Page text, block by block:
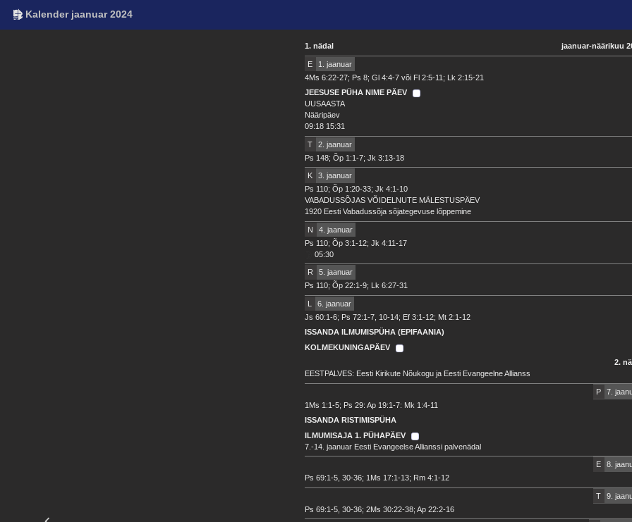
Kalender jaanuar 2024
1. nädal jaanuar-näärikuu
E
1. jaanuar
4Ms 6:22-27; Ps 8; Gl 4:4-7 või Fl 2:5-11; Lk 2:15-21
JEESUSE PÜHA NIME PÄEV
UUSAASTA
Nääripäev
09:18 15:31
T
2. jaanuar
Ps 148; Õp 1:1-7; Jk 3:13-18
K
3. jaanuar
Ps 110; Õp 1:20-33; Jk 4:1-10
VABADUSSÕJAS VÕIDELNUTE MÄLESTUSPÄEV
1920 Eesti Vabadussõja sõjategevuse lõppemine
N
4. jaanuar
Ps 110; Õp 3:1-12; Jk 4:11-17
05:30
R
5. jaanuar
Ps 110; Õp 22:1-9; Lk 6:27-31
L
6. jaanuar
Js 60:1-6; Ps 72:1-7, 10-14; Ef 3:1-12; Mt 2:1-12
ISSANDA ILMUMISPÜHA (EPIFAANIA)
KOLMEKUNINGAPÄEV
2.
EESTPALVES: Eesti Kirikute Nõukogu ja Eesti Evangeelne Allianss
P
7.
1Ms 1:1-5; Ps 29: Ap 19:1-7: Mk 1:4-11
ISSANDA RISTIMISPÜHA
ILMUMISAJA 1. PÜHAPÄEV
7.-14. jaanuar Eesti Evangeelse Allianssi palvenädal
E
8.
Ps 69:1-5, 30-36; 1Ms 17:1-13; Rm 4:1-12
T
9.
Ps 69:1-5, 30-36; 2Ms 30:22-38; Ap 22:2-16